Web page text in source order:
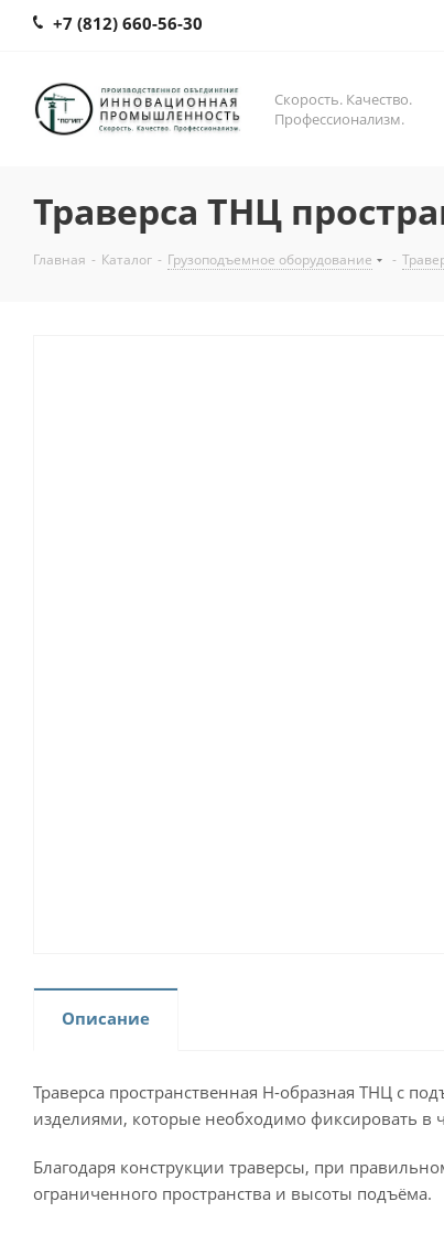
+7 (812) 660-56-30
Скорость. Качество.
Профессионализм.
Траверса ТНЦ
Главная - Каталог - Грузоподъемное оборудование -
Описание
Траверса пространственная Н-образная ТНЦ с
изделиями, которые необходимо фиксировать в
Благодаря конструкции траверсы, при
ограниченного пространства и высоты подъёма.